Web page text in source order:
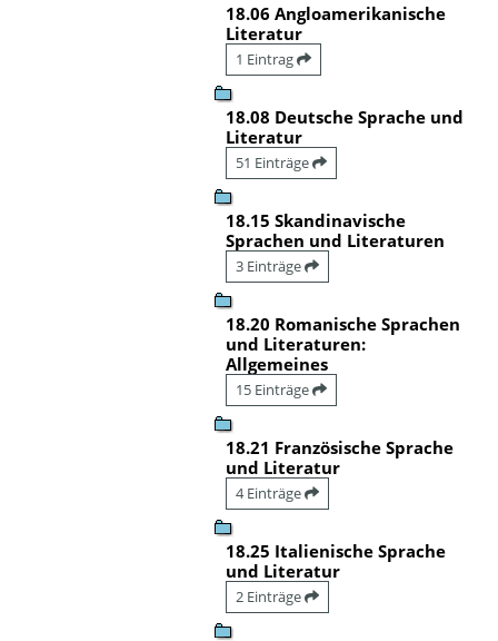
18.06 Angloamerikanische
Literatur
1 Eintrag
18.08 Deutsche Sprache und
Literatur
51 Einträge
18.15 Skandinavische
Sprachen und Literaturen
3 Einträge
18.20 Romanische Sprachen
und Literaturen:
Allgemeines
15 Einträge
18.21 Französische Sprache
und Literatur
4 Einträge
18.25 Italienische Sprache
und Literatur
2 Einträge